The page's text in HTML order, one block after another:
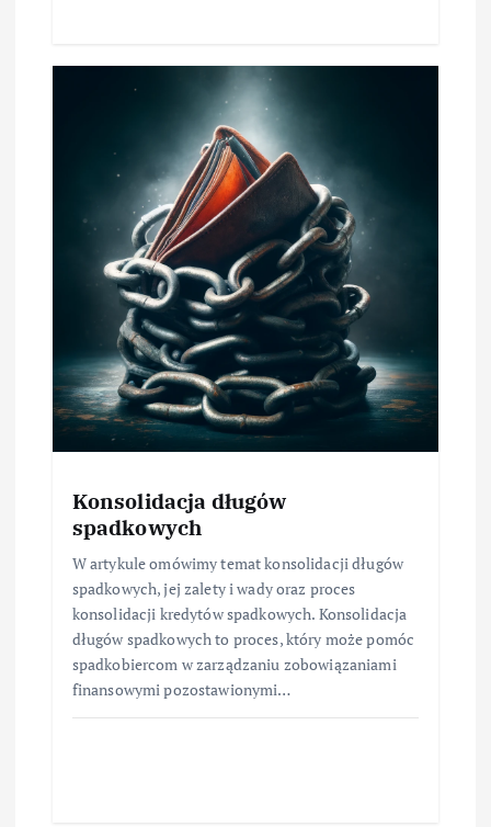
Konsolidacja długów
spadkowych
W artykule omówimy temat konsolidacji długów
spadkowych, jej zalety i wady oraz proces
konsolidacji kredytów spadkowych. Konsolidacja
długów spadkowych to proces, który może pomóc
spadkobiercom w zarządzaniu zobowiązaniami
finansowymi pozostawionymi…